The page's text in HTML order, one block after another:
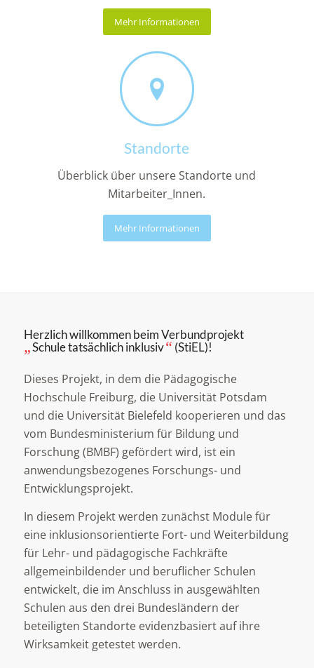
Mehr Informationen
Standorte
Überblick über unsere Standorte und
Mitarbeiter_Innen.
Mehr Informationen
Herzlich willkommen beim Verbundprojekt
„Schule tatsächlich inklusiv“ (StiEL)!
Dieses Projekt, in dem die Pädagogische
Hochschule Freiburg, die Universität Potsdam
und die Universität Bielefeld kooperieren und das
vom Bundesministerium für Bildung und
Forschung (BMBF) gefördert wird, ist ein
anwendungsbezogenes Forschungs- und
Entwicklungsprojekt.
In diesem Projekt werden zunächst Module für
eine inklusionsorientierte Fort- und Weiterbildung
für Lehr- und pädagogische Fachkräfte
allgemeinbildender und beruflicher Schulen
entwickelt, die im Anschluss in ausgewählten
Schulen aus den drei Bundesländern der
beteiligten Standorte evidenzbasiert auf ihre
Wirksamkeit getestet werden.